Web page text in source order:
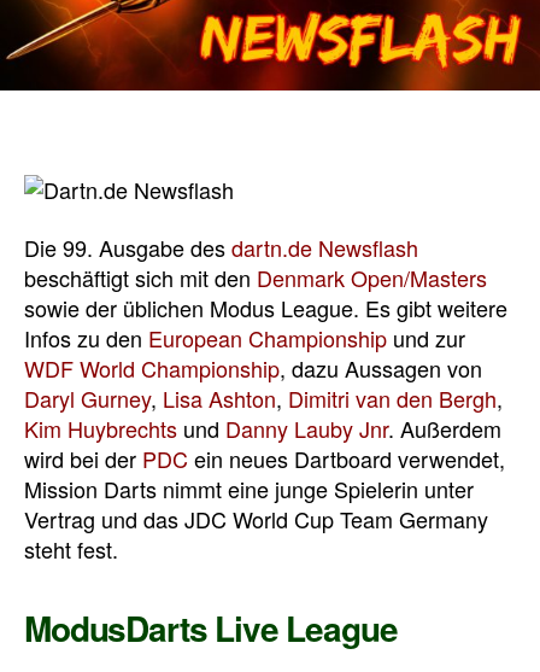
Die 99. Ausgabe desdartn.de Newsflash
beschäftigt sich mit den Denmark Open/Masters
sowie der üblichen Modus League. Es gibt weitere
Infos zu den European Championship und zur
WDF World Championship, dazu Aussagen von
Daryl Gurney, Lisa Ashton, Dimitri van den Bergh,
Kim Huybrechts und Danny Lauby Jnr. Außerdem
wird bei der PDC ein neues Dartboard verwendet,
Mission Darts nimmt eine junge Spielerin unter
Vertrag und das JDC World Cup Team Germany
steht fest.
ModusDarts Live League